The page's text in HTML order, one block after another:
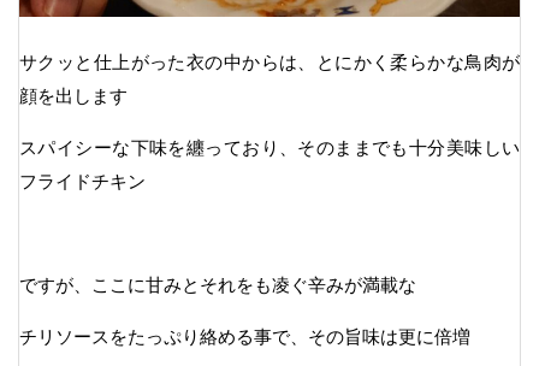
サクッと仕上がった衣の中からは、とにかく柔らかな鳥肉が
顔を出します
スパイシーな下味を纏っており、そのままでも十分美味しい
フライドチキン
ですが、ここに甘みとそれをも凌ぐ辛みが満載な
チリソースをたっぷり絡める事で、その旨味は更に倍増